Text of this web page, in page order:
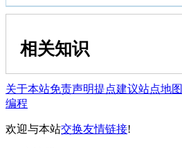
相关知识
关于本站免责声明提点建议站点地图
编程
欢迎与本站交换友情链接!